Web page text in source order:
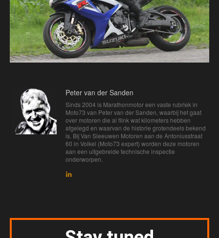
Peter van der Sanden
Sinds 2004 is Marathonmotor een vaste rubriek in
Moto73 van Peter van der Sanden, waarbij het gaat
over motoren die al flink wat kilometers hebben
afgelegd en waarvan de historie grotendeels bekend
is. Bij Van Sleeuwen Motoren aan de Antoniusstraat
60 in Volkel (Moto73 expert) worden deze motoren
aan een uitgebreide technische inspectie
onderworpen.